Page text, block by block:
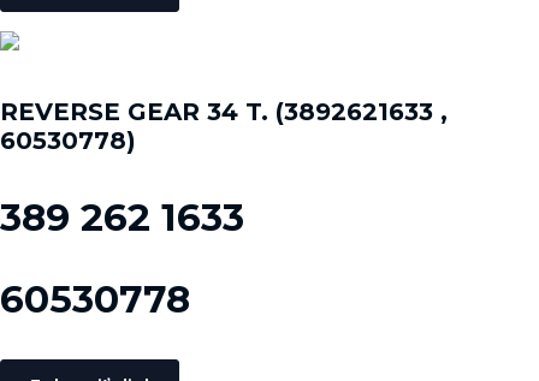
REVERSE GEAR 34 T. (3892621633 ,
60530778)
389 262 1633
60530778